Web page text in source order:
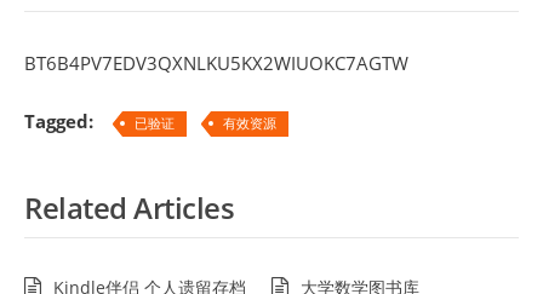
BT6B4PV7EDV3QXNLKU5KX2WIUOKC7AGTW
Tagged: 已验证 有效资源
Related Articles
Kindle伴侣 个人遗留存档
大学数学图书库